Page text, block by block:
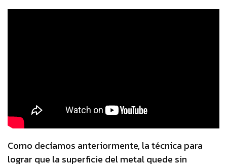
Como decíamos anteriormente, la técnica para
lograr que la superficie del metal quede sin